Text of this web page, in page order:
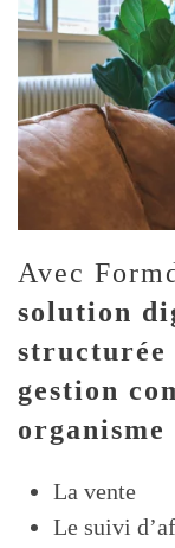
Avec
solution
gestion
La vente
Le suivi